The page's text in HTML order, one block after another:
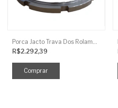
R$2.292,39